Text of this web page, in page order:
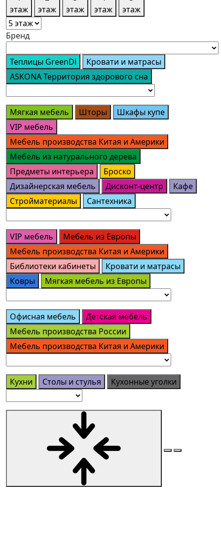
этаж
этаж
этаж
этаж
этаж
Бренд
Теплицы GreenDi
Кровати и матрасы
ASKONA Территория здорового сна
Мягкая мебель Шторы
Шкафы купе
VIP мебель
Мебель производства Китая и Америки
Мебель из натурального дерева
Предметы интерьера
Броско
Дизайнерская мебель
Дисконт-центр
Кафе
Стройматериалы
Сантехника
VIP мебель
Мебель из Европы
Мебель производства Китая и Америки
Библиотеки кабинеты
Кровати и матрасы
Ковры
Мягкая мебель из Европы
Офисная мебель
Детская мебель
Мебель производства России
Мебель производства Китая и Америки
Кухни Столы и стулья Кухонные уголки